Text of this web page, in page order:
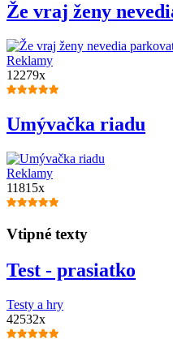
Že vraj ženy
Reklamy
12279x
Umývačka riadu
Reklamy
11815x
Vtipné texty
Test - prasiatko
Testy a hry
42532x